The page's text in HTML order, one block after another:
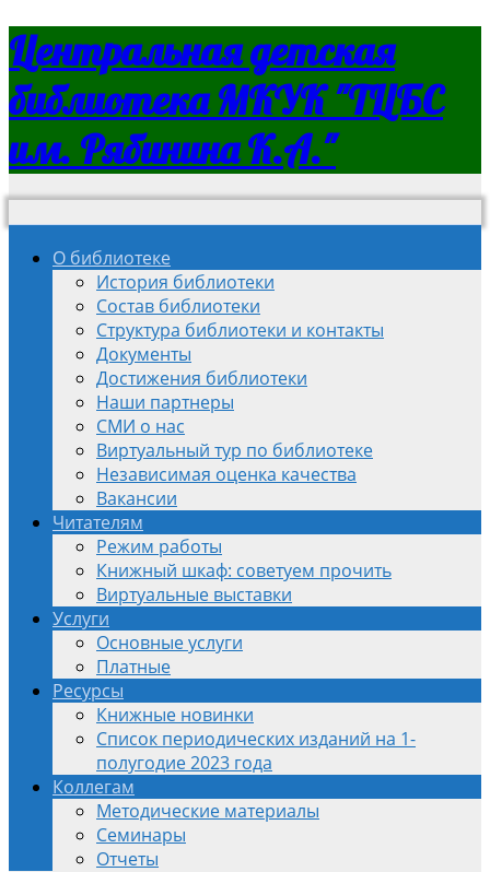
Центральная детская
библиотека МКУК "ТЦБС
им. Рябинина К.А."
О библиотеке
История библиотеки
Состав библиотеки
Структура библиотеки и контакты
Документы
Достижения библиотеки
Наши партнеры
СМИ о нас
Виртуальный тур по библиотеке
Независимая оценка качества
Вакансии
Читателям
Режим работы
Книжный шкаф: советуем прочить
Виртуальные выставки
Услуги
Основные услуги
Платные
Ресурсы
Книжные новинки
Список периодических изданий на 1-
полугодие 2023 года
Коллегам
Методические материалы
Семинары
Отчеты